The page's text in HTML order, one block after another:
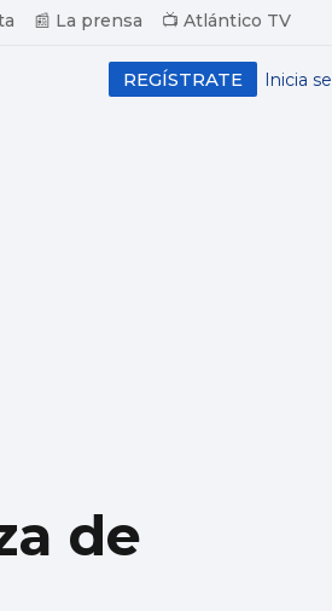
📰 La prensa 📺 Atlántico TV
Inicia
REGÍSTRATE
de